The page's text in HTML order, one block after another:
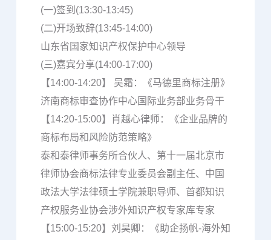
(一)签到(13:30-13:45)
(二)开场致辞(13:45-14:00)
山东省国家知识产权保护中心领导
(三)嘉宾分享(14:00-17:00)
【14:00-14:20】 吴霜：《马德里商标注册》
济南商标审查协作中心国际业务部业务骨干
【14:20-15:00】肖越心律师：《企业品牌的
商标布局和风险防范策略》
泰和泰律师事务所合伙人、第十一届北京市
律师协会商标法律专业委员会副主任、中国
政法大学法律硕士学院兼职导师、首都知识
产权服务业协会涉外知识产权专家库专家
【15:00-15:20】刘昊卿：《助企扬帆-海外知